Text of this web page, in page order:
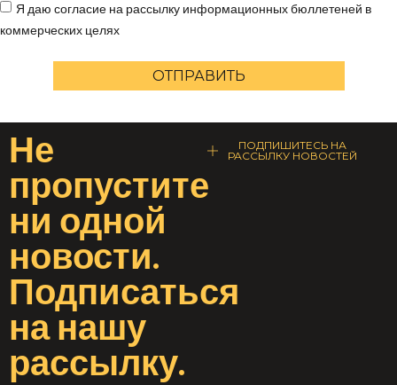
Я даю согласие на рассылку информационных бюллетеней в
коммерческих целях
ОТПРАВИТЬ
Не
пропустите
ни одной
новости.
Подписаться
нанашу
рассылку.
ПОДПИШИТЕСЬ НА
РАССЫЛКУ НОВОСТЕЙ